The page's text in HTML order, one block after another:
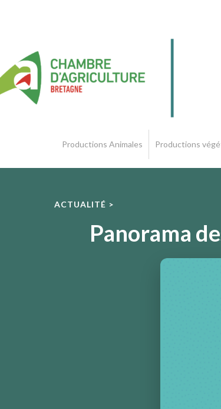
Productions Animales Productions
ACTUALITÉ >
Panorama